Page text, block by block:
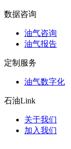
数据咨询
油气咨询
油气报告
定制服务
油气数字化
石油Link
关于我们
加入我们